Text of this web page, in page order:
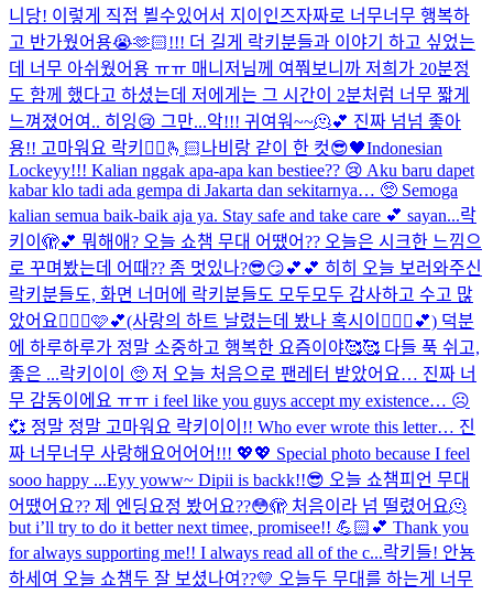
니당! 이렇게 직접 뵐수있어서 지이인즈자짜로 너무너무 행복하
고 반가웠어용😭🫶🏻!!! 더 길게 락키분들과 이야기 하고 싶었는
데 너무 아쉬웠어용 ㅠㅠ 매니저님께 여쭤보니까 저희가 20분정
도 함께 했다고 하셨는데 저에게는 그 시간이 2분처럼 너무 짧게
느껴졌어여.. 히잉😢 그만...악!!! 귀여워~~🫠💕 진짜 넘넘 좋아
용!! 고마워요 락키🙂‍↔️🫰🏻나비랑 같이 한 컷😎🖤Indonesian
Lockeyy!!! Kalian nggak apa-apa kan bestiee?? 😢 Aku baru dapet
kabar klo tadi ada gempa di Jakarta dan sekitarnya… 🥺 Semoga
kalian semua baik-baik aja ya. Stay safe and take care 💕 sayan...락
키이🫣💕 뭐해애? 오늘 쇼챔 무대 어땠어?? 오늘은 시크한 느낌으
로 꾸며봤는데 어때?? 좀 멋있나?😎😏💕💕 히히 오늘 보러와주신
락키분들도, 화면 너머에 락키분들도 모두모두 감사하고 수고 많
았어요🙆🏻‍♀️🩷💕(사랑의 하트 날렸는데 봤나 혹시이🧏🏻‍♀️💕) 덕분
에 하루하루가 정말 소중하고 행복한 요즘이야🥰🥰 다들 푹 쉬고,
좋은 ...락키이이 🥺 저 오늘 처음으로 팬레터 받았어요… 진짜 너
무 감동이에요 ㅠㅠ i feel like you guys accept my existence… ☹️
💞 정말 정말 고마워요 락키이이!! Who ever wrote this letter… 진
짜 너무너무 사랑해요어어어!!! 💖💖 Special photo because I feel
sooo happy ...Eyy yoww~ Dipii is backk!!😎 오늘 쇼챔피언 무대
어땠어요?? 제 엔딩요정 봤어요??😳🫣 처음이라 넘 떨렸어요🫠
but i’ll try to do it better next timee, promisee!! 💪🏻💕 Thank you
for always supporting me!! I always read all of the c...락키들! 안뇽
하세여 오늘 쇼챔두 잘 보셨나여??💛 오늘두 무대를 하는게 너무